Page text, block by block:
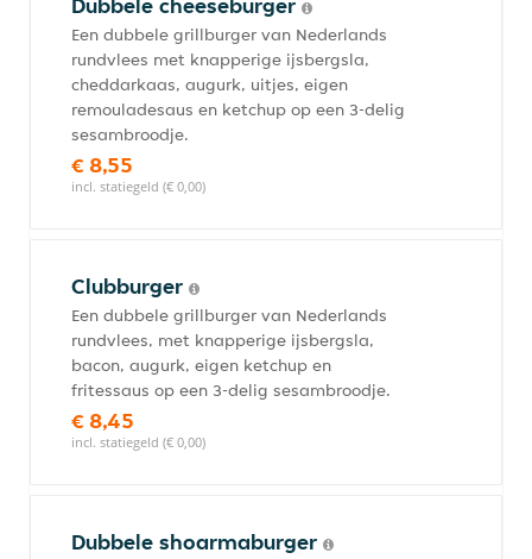
Een dubbele grillburger van Nederlands
rundvlees met knapperige ijsbergsla,
cheddarkaas, augurk, uitjes, eigen
remouladesaus en ketchup op een 3-delig
sesambroodje.
€ 8,55
incl. statiegeld (€ 0,00)
Clubburger
Een dubbele grillburger van Nederlands
rundvlees, met knapperige ijsbergsla,
bacon, augurk, eigen ketchup en
fritessaus op een 3-delig sesambroodje.
€ 8,45
incl. statiegeld (€ 0,00)
Dubbele shoarmaburger